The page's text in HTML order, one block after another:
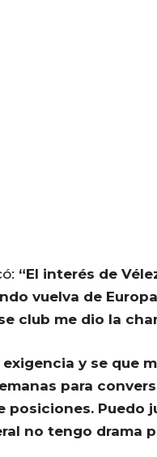
“El interés de
vuelva de
club me dio la
exigencia y se que
para
posiciones. Puedo
no tengo drama